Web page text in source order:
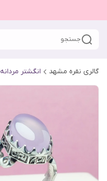
جستجو
گالری نقره مشهد انگشتر مردانه